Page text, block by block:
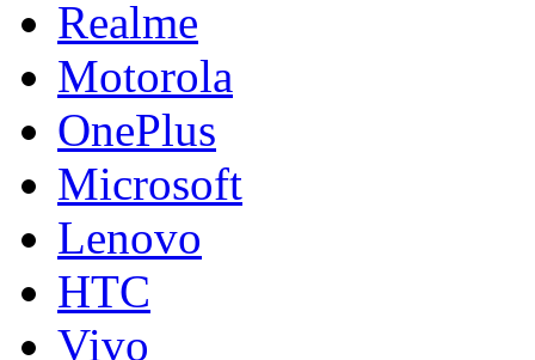
Realme
Motorola
OnePlus
Microsoft
Lenovo
HTC
Vivo